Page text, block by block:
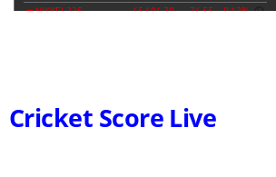
Cricket Score Live